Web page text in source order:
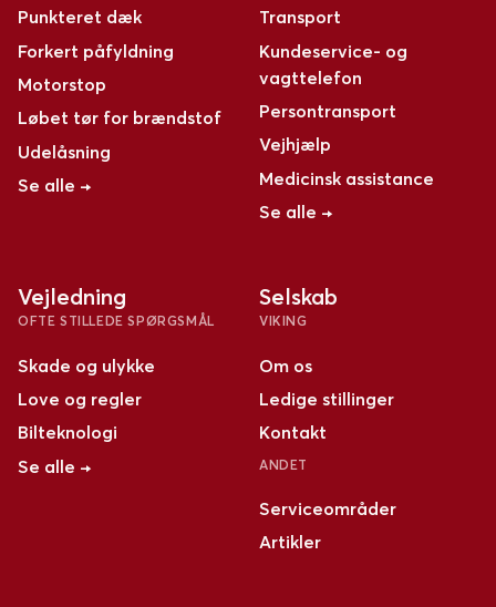
Punkteret dæk
Forkert påfyldning
Motorstop
Løbet tør for brændstof
Udelåsning
Se alle →
Transport
Kundeservice- og
vagttelefon
Persontransport
Vejhjælp
Medicinsk assistance
Se alle →
Vejledning
OFTE STILLEDE SPØRGSMÅL
Skade og ulykke
Love og regler
Bilteknologi
Se alle →
Selskab
VIKING
Om os
Ledige stillinger
Kontakt
ANDET
Serviceområder
Artikler